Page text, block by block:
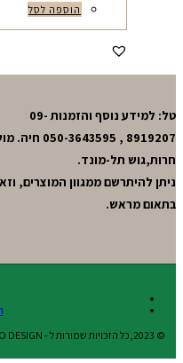
הוספה לסל
טל: למידע נוסף והזמנות 09-
8919207 , 050-3643595
חרות,גוש תל-מונד.
ניתן להיתרשם ממגוון המוצרים,
בתאום מראש.
© 2023,כל הזכויות שמורות ל - TANGO DESIGN / קידום ובניית האתר RAVENMEDIA.CO.IL